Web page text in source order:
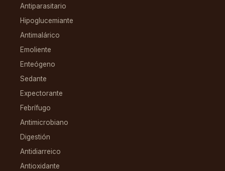
Antiparasitario
Hipoglucemiante
Antimalárico
Emoliente
Enteógeno
Sedante
Expectorante
Febrífugo
Antimicrobiano
Digestión
Antidiarreico
Antioxidante